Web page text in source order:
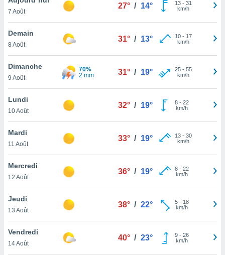
et
»,
au
vous
qu'ils
ou
le
ainsi
un
la
du
en
7 Août
27° / 14° 13- 31
km/h
Demain
8 Août
31° / 13° 10- 17
km/h
Dimanche
9 Août
70%
2 mm
31° / 19° 25- 55
km/h
Lundi
10 Août
32° / 19° 8- 22
km/h
Mardi
11 Août
33° / 19° 13- 30
km/h
Mercredi
12 Août
36° / 19° 8- 22
km/h
Jeudi
13 Août
38° / 22° 5- 18
km/h
Vendredi
14 Août
40° / 23° 9- 26
km/h